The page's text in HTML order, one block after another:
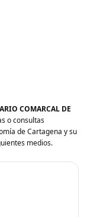
COMARCAL DE
o consultas
de Cartagena y su
medios.